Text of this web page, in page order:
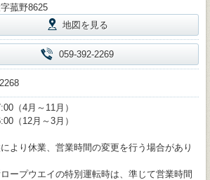
菰野8625
地図を見る
059-392-2269
（4月～11月）
（12月～3月）
より休業、営業時間の変更を行う場合があり
ープウエイの特別運転時は、準じて営業時間